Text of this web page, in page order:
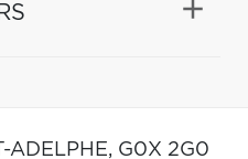
ADELPHE, G0X 2G0